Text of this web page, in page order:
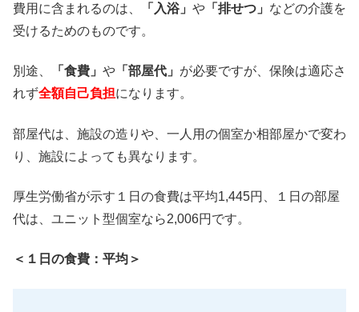
費用に含まれるのは、 「入浴」 や 「排せつ」 などの介護を
受けるためのものです。
別途、 「食費」 や 「部屋代」 が必要ですが、保険は適応さ
れず全額自己負担になります。
部屋代は、施設の造りや、一人用の個室か相部屋かで変わ
り、施設によっても異なります。
厚生労働省が示す１日の食費は平均1,445円、１日の部屋
代は、ユニット型個室なら2,006円です。
＜１日の食費：平均＞